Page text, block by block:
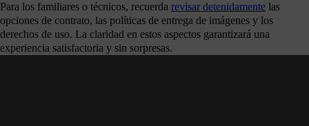
Para los familiares o técnicos, recuerda revisar detenidamente las
opciones de contrato, las políticas de entrega de imágenes y los
derechos de uso. La claridad en estos aspectos garantizará una
experiencia satisfactoria y sin sorpresas.